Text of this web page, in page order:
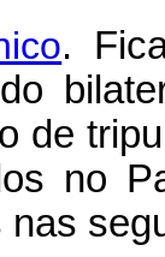
.
de
no